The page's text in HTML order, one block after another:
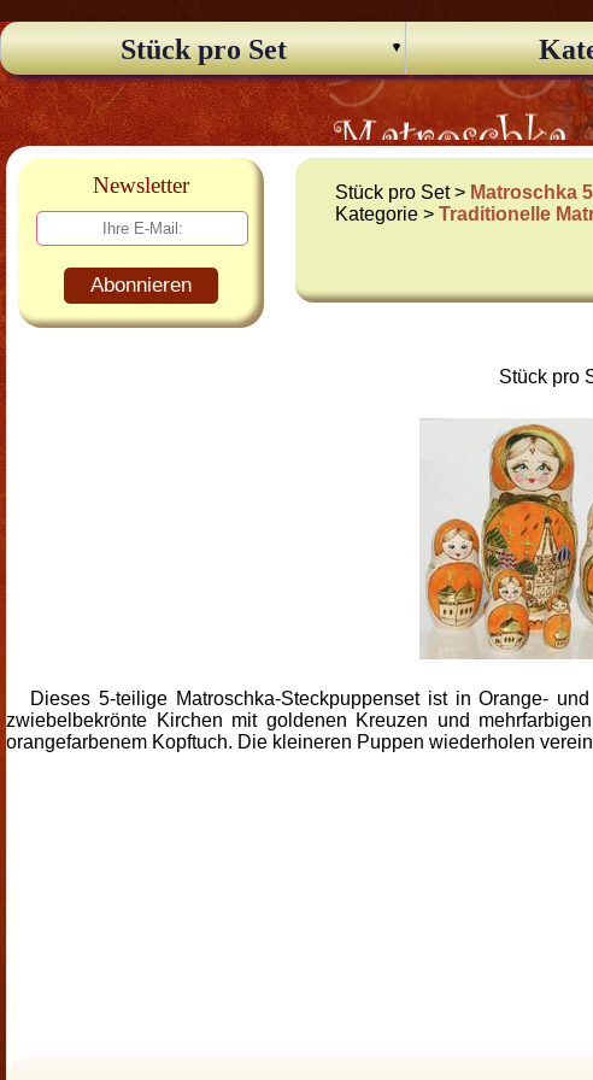
Stück pro Set
Newsletter
Abonnieren
Stück pro Set > Matroschka
Kategorie >Traditionelle
Stück pro
Dieses 5-teilige Matroschka-Steckpuppenset ist in Orange-
zwiebelbekrönte Kirchen mit goldenen Kreuzen und
orangefarbenem Kopftuch. Die kleineren Puppen wiederholen